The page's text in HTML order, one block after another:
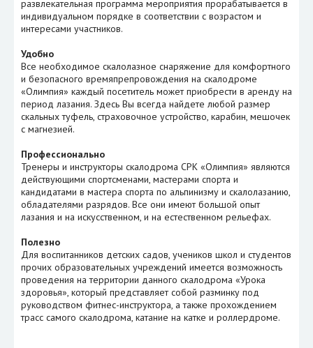
развлекательная программа мероприятия прорабатывается в
индивидуальном порядке в соответствии с возрастом и
интересами участников.
Удобно
Все необходимое скалолазное снаряжение для комфортного
и безопасного времяпрепровождения на скалодроме
«Олимпия» каждый посетитель может приобрести в аренду на
период лазания. Здесь Вы всегда найдете любой размер
скальных туфель, страховочное устройство, карабин, мешочек
с магнезией.
Профессионально
Тренеры и инструкторы скалодрома СРК «Олимпия» являются
действующими спортсменами, мастерами спорта и
кандидатами в мастера спорта по альпинизму и скалолазанию,
обладателями разрядов. Все они имеют большой опыт
лазания и на искусственном, и на естественном рельефах.
Полезно
Для воспитанников детских садов, учеников школ и студентов
прочих образовательных учреждений имеется возможность
проведения на территории данного скалодрома «Урока
здоровья», который представляет собой разминку под
руководством фитнес-инструктора, а также прохождением
трасс самого скалодрома, катание на катке и роллердроме.